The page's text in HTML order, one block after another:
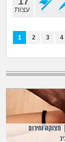
עצות
1 2 3 4
|מצוקה וחירום